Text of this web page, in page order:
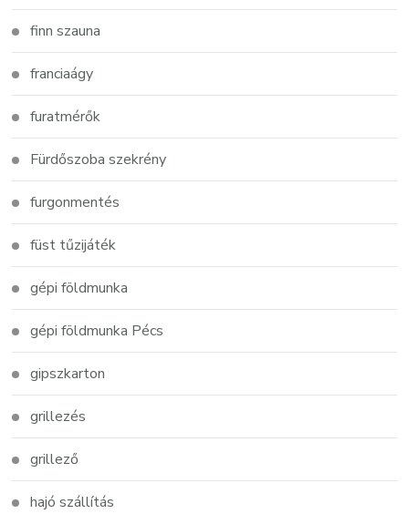
finn szauna
franciaágy
furatmérők
Fürdőszoba szekrény
furgonmentés
füst tűzijáték
gépi földmunka
gépi földmunka Pécs
gipszkarton
grillezés
grillező
hajó szállítás